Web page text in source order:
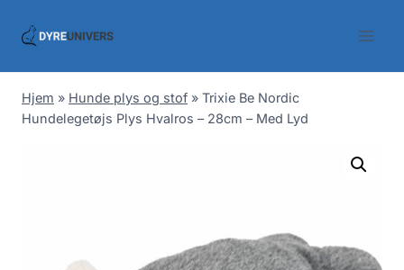
Hjem » Hunde plys og stof » Trixie Be Nordic
Hundelegetøjs Plys Hvalros – 28cm – Med Lyd